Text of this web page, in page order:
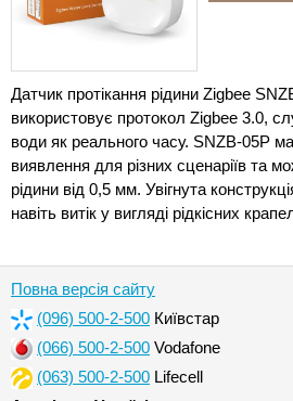
Датчик протікання рідини Zigbee
використовує протокол Zigbee 3.0,
води як реального часу. SNZB-05P
виявлення для різних сценаріїв та
рідини від 0,5 мм. Увігнута
навіть витік у вигляді рідкісних
Повна версія сайту
(096) 500-2-500 Київстар
(066) 500-2-500 Vodafone
(063) 500-2-500 Lifecell